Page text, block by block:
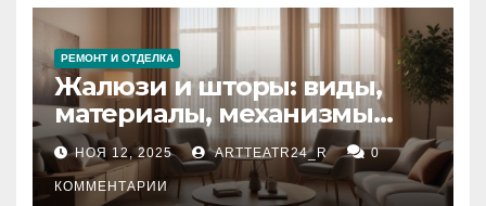
РЕМОНТ И ОТДЕЛКА
Жалюзи и шторы: виды,
материалы, механизмы
управления и уход
НОЯ 12, 2025 ARTTEATR24_R 0
КОММЕНТАРИИ